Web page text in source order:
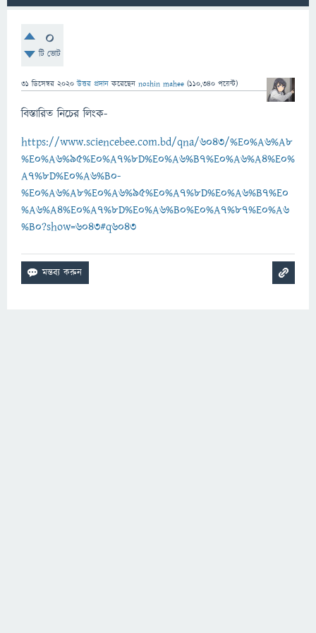
0
টি ভোট
31 ডিসেম্বর 2020 উত্তর প্রদান করেছেন noshin mahee (110,340 পয়েন্ট)
বিস্তারিত নিচের লিংক-
https://www.sciencebee.com.bd/qna/6043/%E0%A6%A8
%E0%A6%95%E0%A7%8D%E0%A6%B7%E0%A6%A4%E0%
A7%8D%E0%A6%B0-
%E0%A6%A8%E0%A6%95%E0%A7%8D%E0%A6%B7%E0
%A6%A4%E0%A7%8D%E0%A6%B0%E0%A7%87%E0%A6
%B0?show=6043#q6043